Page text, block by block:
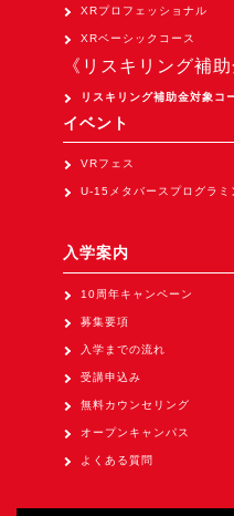
HoloLens 2 アプリ開発研修
《研究会》
XRビジネスフォーラム
（1/8～10東京ビッグサイト
Tsumiki Community Day
（5/27～28 秋葉原UDX）に
《求人》
XRプロフェッショナル
XRベーシックコース
《リスキリング補助
リスキリング補助金対象コ
イベント
VRフェス
U-15メタバースプログラミ
入学案内
10周年キャンペーン
募集要項
入学までの流れ
受講申込み
無料カウンセリング
オープンキャンパス
よくある質問